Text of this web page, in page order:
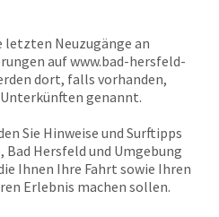
Neuzugänge an
aufwww.bad-hersfeld-
dort, falls vorhanden,
genannt.
Sie Hinweise und Surftipps
Bad Hersfeld und Umgebung
Ihnen Ihre Fahrt sowie Ihren
Erlebnis machen sollen.